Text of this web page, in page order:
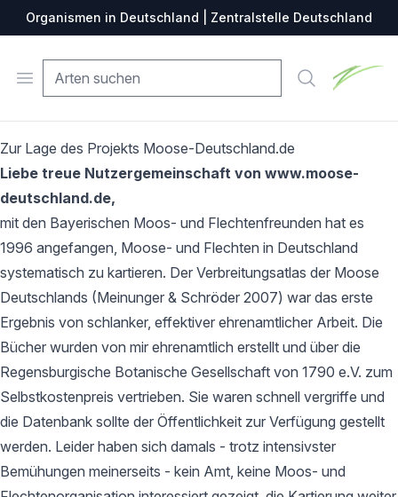
Organismen in Deutschland | Zentralstelle Deutschland
Open menu Suche
Zur Lage des Projekts Moose-Deutschland.de
Liebe treue Nutzergemeinschaft von www.moose-
deutschland.de,
mit den Bayerischen Moos- und Flechtenfreunden hat es
1996 angefangen, Moose- und Flechten in Deutschland
systematisch zu kartieren. Der Verbreitungsatlas der Moose
Deutschlands (Meinunger & Schröder 2007) war das erste
Ergebnis von schlanker, effektiver ehrenamtlicher Arbeit. Die
Bücher wurden von mir ehrenamtlich erstellt und über die
Regensburgische Botanische Gesellschaft von 1790 e.V. zum
Selbstkostenpreis vertrieben. Sie waren schnell vergriffe und
die Datenbank sollte der Öffentlichkeit zur Verfügung gestellt
werden. Leider haben sich damals - trotz intensivster
Bemühungen meinerseits - kein Amt, keine Moos- und